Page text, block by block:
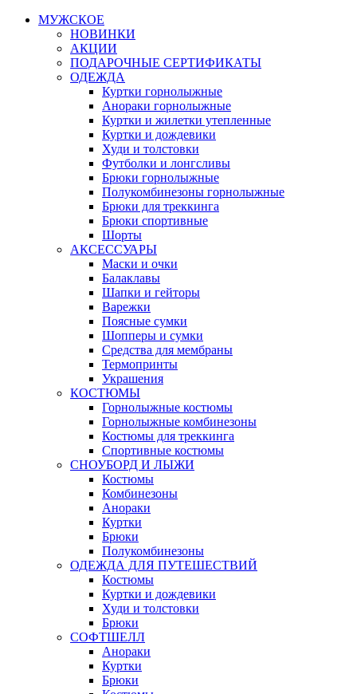
МУЖСКОЕ
НОВИНКИ
АКЦИИ
ПОДАРОЧНЫЕ СЕРТИФИКАТЫ
ОДЕЖДА
Куртки горнолыжные
Анораки горнолыжные
Куртки и жилетки утепленные
Куртки и дождевики
Худи и толстовки
Футболки и лонгсливы
Брюки горнолыжные
Полукомбинезоны горнолыжные
Брюки для треккинга
Брюки спортивные
Шорты
АКСЕССУАРЫ
Маски и очки
Балаклавы
Шапки и гейторы
Варежки
Поясные сумки
Шопперы и сумки
Средства для мембраны
Термопринты
Украшения
КОСТЮМЫ
Горнолыжные костюмы
Горнолыжные комбинезоны
Костюмы для треккинга
Спортивные костюмы
СНОУБОРД И ЛЫЖИ
Костюмы
Комбинезоны
Анораки
Куртки
Брюки
Полукомбинезоны
ОДЕЖДА ДЛЯ ПУТЕШЕСТВИЙ
Костюмы
Куртки и дождевики
Худи и толстовки
Брюки
СОФТШЕЛЛ
Анораки
Куртки
Брюки